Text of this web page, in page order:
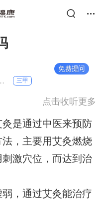
针灸科一病房
三甲
点击收听更多
是通过中医来预防
，主要用艾灸燃烧
激穴位，而达到治
，通过艾灸能治疗